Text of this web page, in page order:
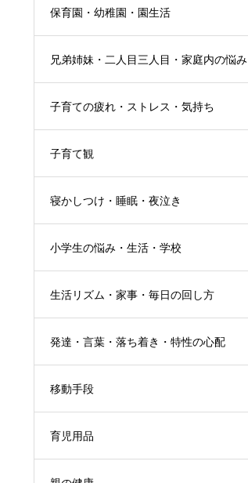
保育園・幼稚園・園生活
兄弟姉妹・二人目三人目・家庭内の悩み
子育ての疲れ・ストレス・気持ち
子育て観
寝かしつけ・睡眠・夜泣き
小学生の悩み・生活・学校
生活リズム・家事・毎日の回し方
発達・言葉・落ち着き・特性の心配
移動手段
育児用品